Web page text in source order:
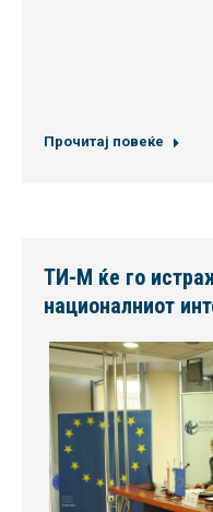
Прочитај повеќе
ТИ-М ќе го
националниот